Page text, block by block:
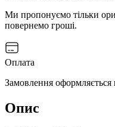
Ми пропонуємо тільки
повернемо гроші.
Оплата
Замовлення оформляється
Опис